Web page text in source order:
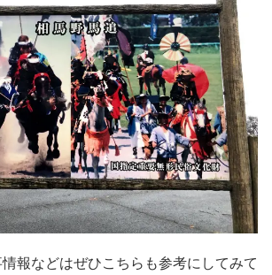
報などはぜひこちらも参考にしてみて